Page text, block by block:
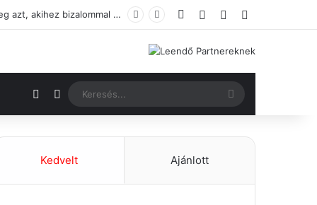
Új Opelt vásárolnál a vállalkozásod számára? Ismerd meg a térséged flottaértékesítőit, és találd meg azt, akihez bizalommal fordulhatsz. FacebookBejelentkezés
Véletlenszerű
Véletlenszerű cikk
Switch skin
Kedvelt Ajánlott